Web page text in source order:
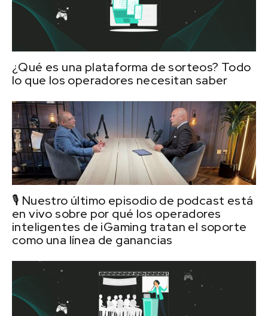
¿Qué es una plataforma de sorteos? Todo
lo que los operadores necesitan saber
🎙️ Nuestro último episodio de podcast está
en vivo sobre por qué los operadores
inteligentes de iGaming tratan el soporte
como una línea de ganancias